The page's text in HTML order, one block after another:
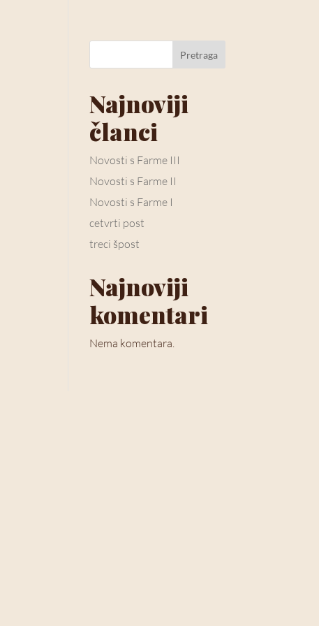
Pretraga
Najnoviji
članci
Novosti s Farme III
Novosti s Farme II
Novosti s Farme I
cetvrti post
treci špost
Najnoviji
komentari
Nema komentara.